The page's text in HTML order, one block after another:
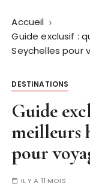
Accueil
Guide exclusif :
Seychelles pour
DESTINATIONS
Guide
meilleurs
pour
IL Y A 11 MOIS